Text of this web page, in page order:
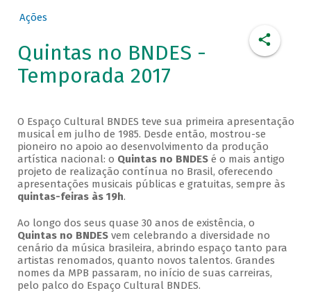
Ações
Quintas no BNDES -
Temporada 2017
O Espaço Cultural BNDES teve sua primeira apresentação
musical em julho de 1985. Desde então, mostrou-se
pioneiro no apoio ao desenvolvimento da produção
artística nacional: o Quintas no BNDESé o mais antigo
projeto de realização contínua no Brasil, oferecendo
apresentações musicais públicas e gratuitas, sempre às
quintas-feiras às 19h.
Ao longo dos seus quase 30 anos de existência, o
Quintas no BNDESvem celebrando a diversidade no
cenário da música brasileira, abrindo espaço tanto para
artistas renomados, quanto novos talentos. Grandes
nomes da MPB passaram, no início de suas carreiras,
pelo palco do Espaço Cultural BNDES.